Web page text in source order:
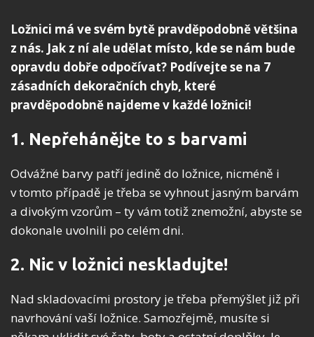
Ložnici má ve svém bytě pravděpodobně většina
z nás. Jak z ní ale udělat místo, kde se nám bude
opravdu dobře odpočívat? Podívejte se na 7
zásadních dekoračních chyb, které
pravděpodobně najdeme v každé ložnici!
1. Nepřehánějte to s barvami
Odvážné barvy patří jedině do ložnice, nicméně i
v tomto případě je třeba se vyhnout jasným barvám
a divokým vzorům – ty vám totiž znemožní, abyste se
dokonale uvolnili po celém dni.
2. Nic v ložnici neskladujte!
Nad skladovacími prostory je třeba přemýšlet již při
navrhování vaší ložnice. Samozřejmě, musíte si